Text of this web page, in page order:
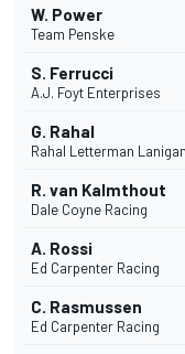
W. Power
Team Penske
S. Ferrucci
A.J. Foyt Enterprises
G. Rahal
Rahal Letterman
R. van Kalmthout
Dale Coyne Racing
A. Rossi
Ed Carpenter Racing
C. Rasmussen
Ed Carpenter Racing